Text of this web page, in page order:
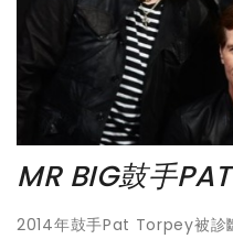
MR BIG鼓手
2014年鼓手Pat Torpey被診